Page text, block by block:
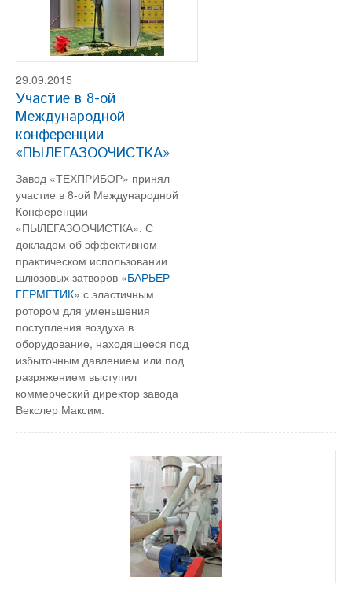
29.09.2015
Участие в 8-ой
Международной
конференции
«ПЫЛЕГАЗООЧИСТКА»
Завод «ТЕХПРИБОР» принял
участие в 8-ой Международной
Конференции
«ПЫЛЕГАЗООЧИСТКА». С
докладом об эффективном
практическом использовании
шлюзовых затворов «БАРЬЕР-
ГЕРМЕТИК» с эластичным
ротором для уменьшения
поступления воздуха в
оборудование, находящееся под
избыточным давлением или под
разряжением выступил
коммерческий директор завода
Векслер Максим.